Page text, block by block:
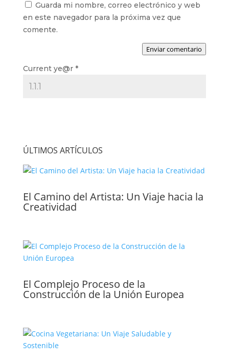
Guarda mi nombre, correo electrónico y web
en este navegador para la próxima vez que
comente.
Enviar comentario
Current ye@r *
ÚLTIMOS ARTÍCULOS
El Camino del Artista: Un Viaje hacia la
Creatividad
El Complejo Proceso de la
Construcción de la Unión Europea